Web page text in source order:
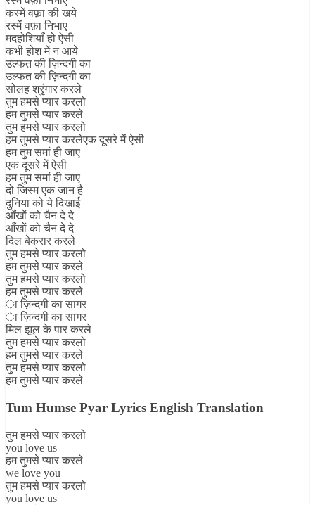
कस्में वफ़ा की खये
रस्में वफ़ा निभाए
मदहोशियाँ हो ऐसी
कभी होश में न आये
उल्फत की ज़िन्दगी का
उल्फत की ज़िन्दगी का
सोलह श्रृंगार करले
तुम हमसे प्यार करलो
हम तुमसे प्यार करले
तुम हमसे प्यार करलो
हम तुमसे प्यार करलेएक दूसरे में ऐसी
हम तुम समां ही जाए
एक दूसरे में ऐसी
हम तुम समां ही जाए
दो जिस्म एक जान है
दुनिया को ये दिखाई
आँखों को चैन दे दे
आँखों को चैन दे दे
दिल बेकरार करले
तुम हमसे प्यार करलो
हम तुमसे प्यार करले
तुम हमसे प्यार करलो
हम तुमसे प्यार करले
ा ज़िन्दगी का सागर
ा ज़िन्दगी का सागर
मिल झूल के पार करले
तुम हमसे प्यार करलो
हम तुमसे प्यार करले
तुम हमसे प्यार करलो
हम तुमसे प्यार करले
Tum Humse Pyar Lyrics English Translation
तुम हमसे प्यार करलो
you love us
हम तुमसे प्यार करले
we love you
तुम हमसे प्यार करलो
you love us